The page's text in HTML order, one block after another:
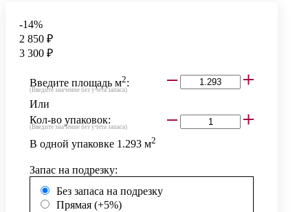
-14%
2 850 ₽
3 300 ₽
Введите площадь м2:
(Введите значение без учета запаса)
Или
Кол-во упаковок:
(Введите значение без учета запаса)
В одной упаковке 1.293 м2
Запас на подрезку:
Без запаса на подрезку
Прямая (+5%)